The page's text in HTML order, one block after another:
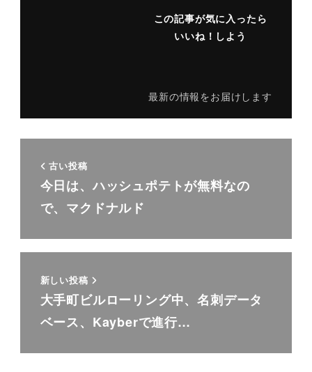
この記事が気に入ったら
いいね！しよう
最新の情報をお届けします
古い投稿
今日は、ハッシュポテトが無料なの
で、マクドナルド
新しい投稿
大手町ビルローリング中、名刺データ
ベース、Kayberで進行…